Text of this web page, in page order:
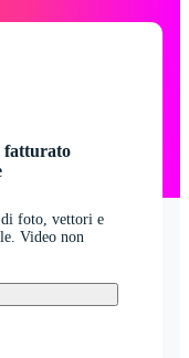
fatturato
di foto, vettori e
Video non